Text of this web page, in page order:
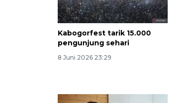
Kabogorfest tarik 15.000
pengunjung sehari
8 Juni 2026 23:29